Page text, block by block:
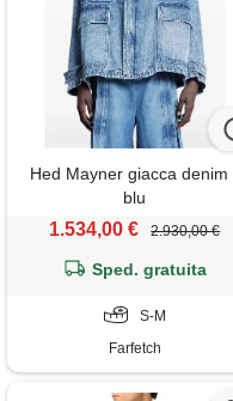
Hed Mayner giacca denim
blu
1.534,00 € 2.930,00 €
Sped. gratuita
S-M
Farfetch